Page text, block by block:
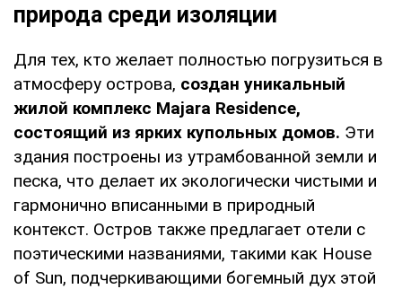
природа среди изоляции
Для тех, кто желает полностью погрузиться в
атмосферу острова, создан уникальный
жилой комплекс Majara Residence,
состоящий из ярких купольных домов. Эти
здания построены из утрамбованной земли и
песка, что делает их экологически чистыми и
гармонично вписанными в природный
контекст. Остров также предлагает отели с
поэтическими названиями, такими как House
of Sun, подчеркивающими богемный дух этой